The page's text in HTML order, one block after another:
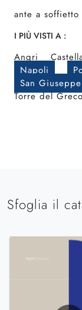
ante a soffietto
I PIÙ VISTI A :
Angri
Napoli
San
Torre del
Sfoglia il